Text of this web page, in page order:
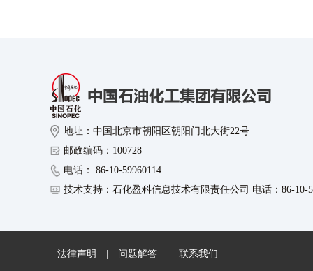
地址：中国北京市朝阳区朝阳门北大街22号
邮政编码：100728
电话： 86-10-59960114
技术支持：石化盈科信息技术有限责任公司 电话：86-10-
法律声明 | 问题解答 | 联系我们